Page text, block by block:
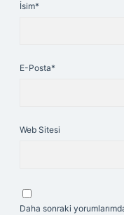
İsim*
E-Posta*
Web Sitesi
Daha sonraki